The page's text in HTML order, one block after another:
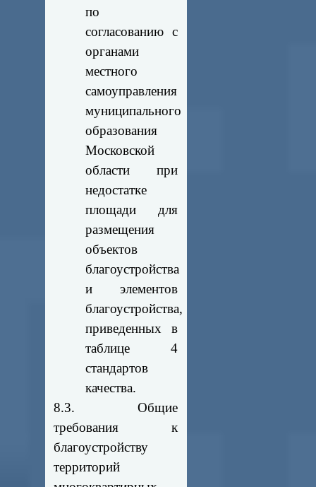
по
согласованию с
органами
местного
самоуправления
муниципального
образования
Московской
области при
недостатке
площади для
размещения
объектов
благоустройства
и элементов
благоустройства,
приведенных в
таблице 4
стандартов
качества.
8.3. Общие
требования к
благоустройству
территорий